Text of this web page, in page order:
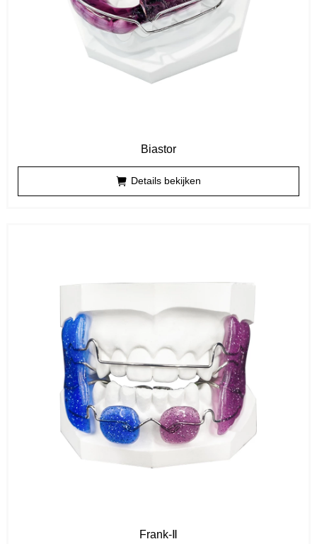
Biastor
Details bekijken
Frank-Ⅱ